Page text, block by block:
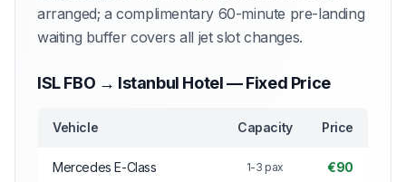
arranged; a complimentary 60-minute pre-landing
waiting buffer covers all jet slot changes.
ISL FBO → Istanbul Hotel — Fixed Price
Vehicle Capacity Price
Mercedes E-Class 1-3 pax €90